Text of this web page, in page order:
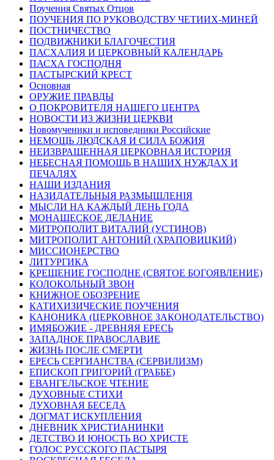
Поучения Святых Отцов
ПОУЧЕНИЯ ПО РУКОВОДСТВУ ЧЕТИИХ-МИНЕЙ
ПОСТНИЧЕСТВО
ПОДВИЖНИКИ БЛАГОЧЕСТИЯ
ПАСХАЛИЯ И ЦЕРКОВНЫЙ КАЛЕНДАРЬ
ПАСХА ГОСПОДНЯ
ПАСТЫРСКИЙ КРЕСТ
Основная
ОРУЖИЕ ПРАВДЫ
О ПОКРОВИТЕЛЯ НАШЕГО ЦЕНТРА
НОВОСТИ ИЗ ЖИЗНИ ЦЕРКВИ
Новомученики и исповедники Российские
НЕМОЩЬ ЛЮДСКАЯ И СИЛА БОЖИЯ
НЕИЗВРАЩЕННАЯ ЦЕРКОВНАЯ ИСТОРИЯ
НЕБЕСНАЯ ПОМОЩЬ В НАШИХ НУЖДАХ И
ПЕЧАЛЯХ
НАШИ ИЗДАНИЯ
НАЗИДАТЕЛЬНЫЯ РАЗМЫШЛЕНІЯ
МЫСЛИ НА КАЖДЫЙ ДЕНЬ ГОДА
МОНАШЕСКОЕ ДЕЛАНИЕ
МИТРОПОЛИТ ВИТАЛИЙ (УСТИНОВ)
МИТРОПОЛИТ АНТОНИЙ (ХРАПОВИЦКИЙ)
МИССИОНЕРСТВО
ЛИТУРГИКА
КРЕЩЕНИЕ ГОСПОДНЕ (СВЯТОЕ БОГОЯВЛЕНИЕ)
КОЛОКОЛЬНЫЙ ЗВОН
КНИЖНОЕ ОБОЗРЕНИЕ
КАТИХИЗИЧЕСКИЕ ПОУЧЕНИЯ
КАНОНИКА (ЦЕРКОВНОЕ ЗАКОНОДАТЕЛЬСТВО)
ИМЯБОЖИЕ - ДРЕВНЯЯ ЕРЕСЬ
ЗАПАДНОЕ ПРАВОСЛАВИЕ
ЖИЗНЬ ПОСЛЕ СМЕРТИ
ЕРЕСЬ СЕРГИАНСТВА (СЕРВИЛИЗМ)
ЕПИСКОП ГРИГОРИЙ (ГРАББЕ)
ЕВАНГЕЛЬСКОЕ ЧТЕНИЕ
ДУХОВНЫЕ СТИХИ
ДУХОВНАЯ БЕСЕДА
ДОГМАТ ИСКУПЛЕНИЯ
ДНЕВНИК ХРИСТИАНИНКИ
ДЕТСТВО И ЮНОСТЬ ВО ХРИСТЕ
ГОЛОС РУССКОГО ПАСТЫРЯ